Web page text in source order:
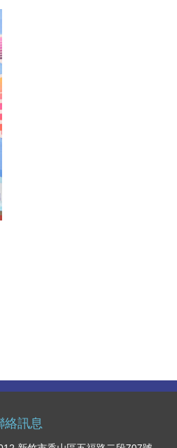
絡訊息